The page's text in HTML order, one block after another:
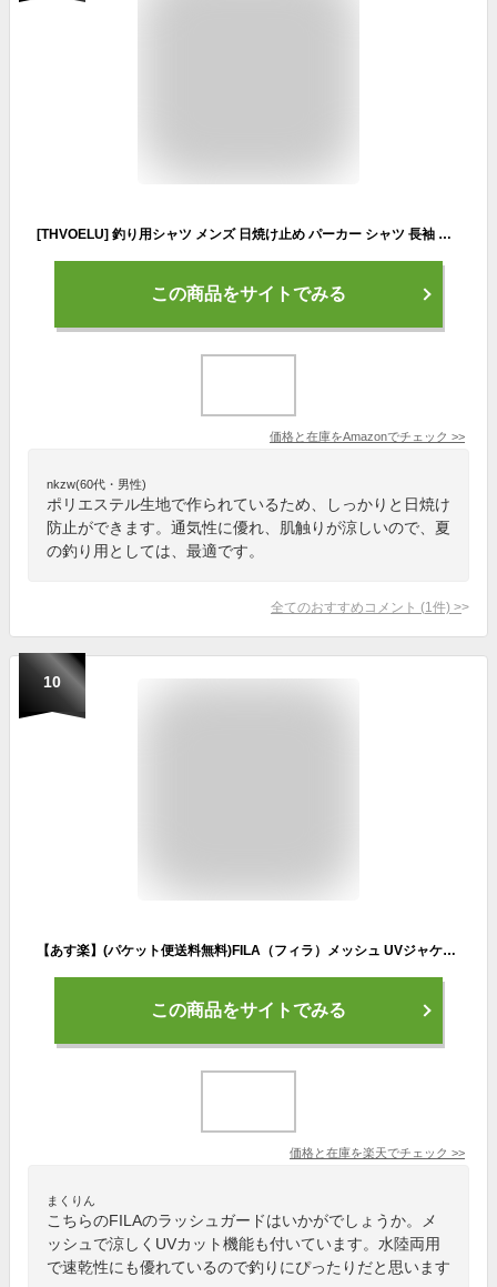
[THVOELU] 釣り用シャツ メンズ 日焼け止め パーカー シャツ 長袖 冷却シャツ 夏 UPF50+ 速乾シャツ 軽量 tシャツ 男女兼用 (モスグリーン,3XL)
この商品をサイトでみる
価格と在庫をAmazonでチェック >>
nkzw(60代・男性)
ポリエステル生地で作られているため、しっかりと日焼け
防止ができます。通気性に優れ、肌触りが涼しいので、夏
の釣り用としては、最適です。
全てのおすすめコメント (1 件) >
10
【あす楽】(パケット便送料無料)FILA（フィラ）メッシュ UVジャケット 無地・水陸両用ラッシュガード（メンズ水着/アウトドア）418-330
この商品をサイトでみる
価格と在庫を楽天でチェック >>
まくりん
こちらのFILAのラッシュガードはいかがでしょうか。メ
ッシュで涼しくUVカット機能も付いています。水陸両用
で速乾性にも優れているので釣りにぴったりだと思います